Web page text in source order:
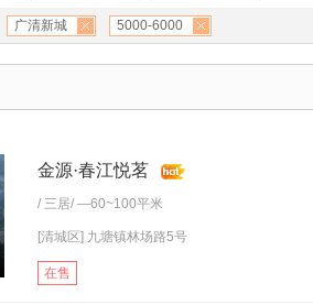
广清新城 5000-6000
金源·春江悦茗
/ 三居/ —60~100平米
[清城区] 九塘镇林场路5号
在售